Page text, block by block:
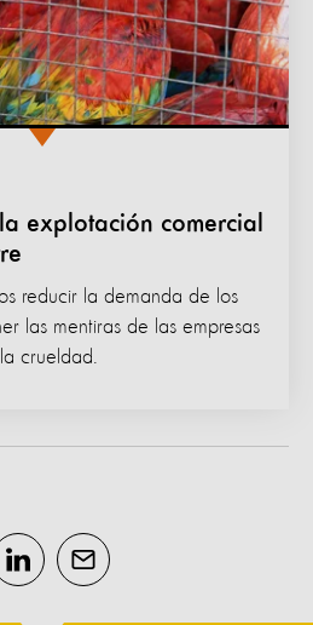
explotación comercial
reducir la demanda de los
las mentiras de las empresas
crueldad.